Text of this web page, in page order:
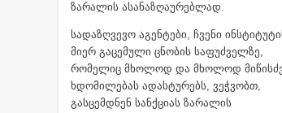
ზარალის ასანაზღაურებლად.
სადაზღვევო აგენტები, ჩვენი
მიერ გაცემული ცნობის საფუძველზე,
რომელიც მხოლოდ და მხოლოდ
ხდომილებას ადასტურებს, ვეჭვობთ,
გასცემდნენ სანქციას ზარალის